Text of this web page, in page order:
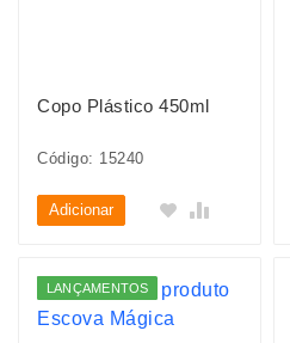
Copo Plástico 450ml
Código: 15240
Adicionar
LANÇAMENTOS